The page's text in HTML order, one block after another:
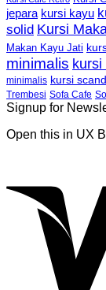
jepara kursi kayu
solid Kursi
Makan Kayu Jati
minimalis kursi
minimalis kursi
Trembesi Sofa Cafe
Signup for
Open this in UX